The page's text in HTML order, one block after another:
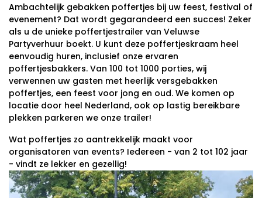
Ambachtelijk gebakken poffertjes bij uw feest, festival of
evenement? Dat wordt gegarandeerd een succes! Zeker
als u de unieke poffertjestrailer van Veluwse
Partyverhuur boekt. U kunt deze poffertjeskraam heel
eenvoudig huren, inclusief onze ervaren
poffertjesbakkers. Van 100 tot 1000 porties, wij
verwennen uw gasten met heerlijk versgebakken
poffertjes, een feest voor jong en oud. We komen op
locatie door heel Nederland, ook op lastig bereikbare
plekken parkeren we onze trailer!
Wat poffertjes zo aantrekkelijk maakt voor
organisatoren van events? Iedereen - van 2 tot 102 jaar
- vindt ze lekker en gezellig!